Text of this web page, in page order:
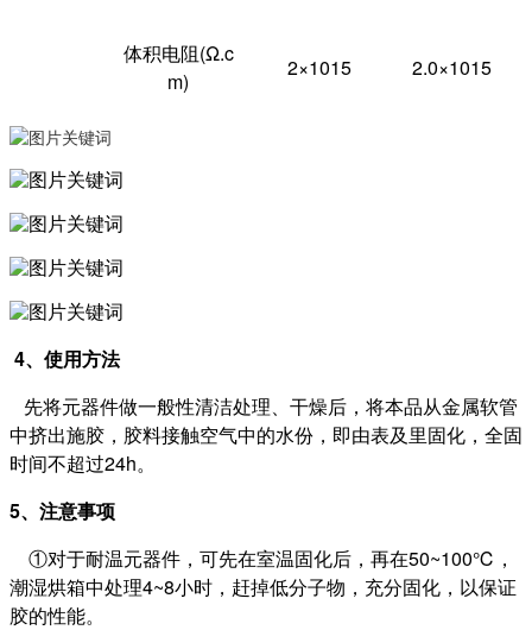
体积电阻(Ω.c
m)
2×1015 2.0×1015
4、使用方法
先将元器件做一般性清洁处理、干燥后，将本品从金属软管
中挤出施胶，胶料接触空气中的水份，即由表及里固化，全固
时间不超过24h。
5、注意事项
①对于耐温元器件，可先在室温固化后，再在50~100℃，
潮湿烘箱中处理4~8小时，赶掉低分子物，充分固化，以保证
胶的性能。